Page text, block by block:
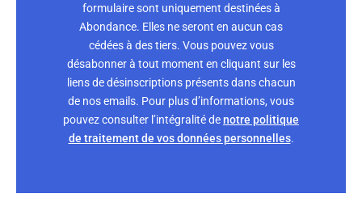
formulaire sont uniquement destinées à
Abondance. Elles ne seront en aucun cas
cédées à des tiers. Vous pouvez vous
désabonner à tout moment en cliquant sur les
liens de désinscriptions présents dans chacun
de nos emails. Pour plus d’informations, vous
pouvez consulter l’intégralité denotre politique
de traitement de vos données personnelles.